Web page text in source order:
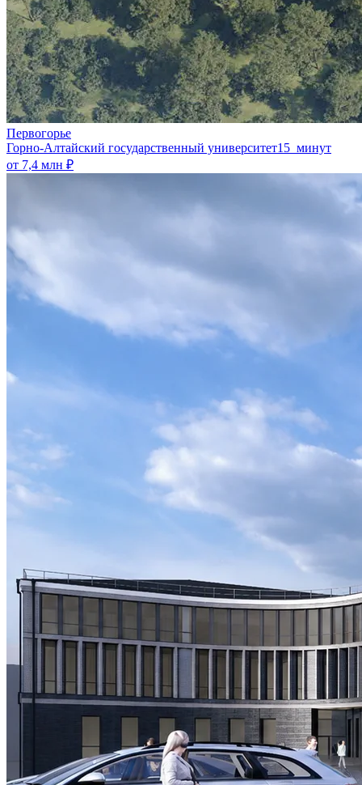
Первогорье
Горно-Алтайский государственный университет15 минут
от 7,4 млн ₽